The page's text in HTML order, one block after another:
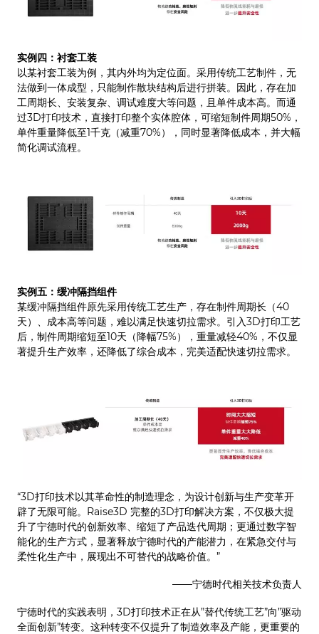
实例四：衬套工装
以某衬套工装为例，其内外均为定位面。采用传统工艺制件，无
法做到一体成型，只能制作散块结构后进行拼装。因此，存在加
工周期长、安装复杂、调试难度大等问题，且单件成本高。而通
过3D打印技术，直接打印整个实体腔体，可缩短制件周期50%，
单件重量降低至1千克（减重70%），同时显著降低成本，并大幅
简化调试流程。
实例五：缓冲隔挡组件
某缓冲隔挡组件原先采用传统工艺生产，存在制件周期长（40
天）、成本高等问题，难以满足快速切拉需求。引入3D打印工艺
后，制件周期缩短至10天（降幅75%），重量减轻40%，不仅显
著提升生产效率，还降低了综合成本，完美适配快速切拉需求。
“3D打印技术以其革命性的制造理念，为设计创新与生产变革开
辟了无限可能。Raise3D 完整的3D打印解决方案，不仅极大提
升了宁德时代的创新效率、缩短了产品迭代周期；更通过数字智
能化的生产方式，显著释放宁德时代的产能潜力，在紧急交付与
柔性化生产中，展现出不可替代的战略价值。”
——宁德时代相关技术负责人
宁德时代的实践表明，3D打印技术正在从”替代传统工艺”向”驱动
全面创新”转变。这种转变不仅提升了制造效率及产能，更重要的